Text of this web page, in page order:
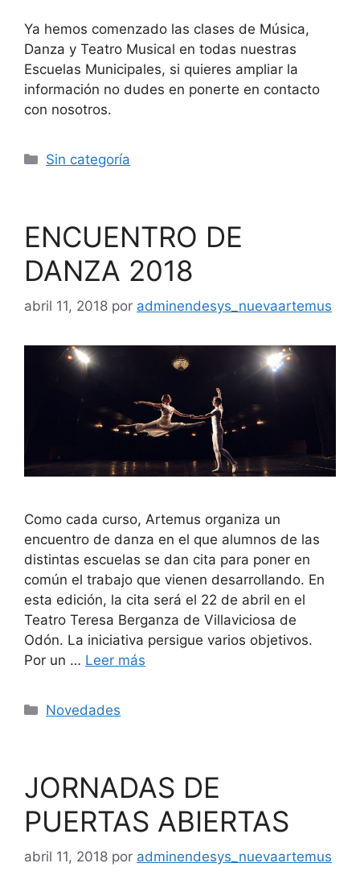
Ya hemos comenzado las clases de Música,
Danza y Teatro Musical en todas nuestras
Escuelas Municipales, si quieres ampliar la
información no dudes en ponerte en contacto
con nosotros.
Sin categoría
ENCUENTRO DE
DANZA 2018
abril 11, 2018 por adminendesys_nuevaartemus
Como cada curso, Artemus organiza un
encuentro de danza en el que alumnos de las
distintas escuelas se dan cita para poner en
común el trabajo que vienen desarrollando. En
esta edición, la cita será el 22 de abril en el
Teatro Teresa Berganza de Villaviciosa de
Odón. La iniciativa persigue varios objetivos.
Por un … Leer más
Novedades
JORNADAS DE
PUERTAS ABIERTAS
abril 11, 2018 por adminendesys_nuevaartemus